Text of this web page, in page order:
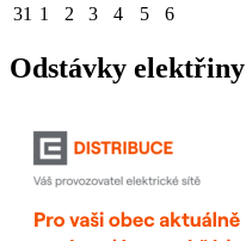
31 1 2 3 4 5 6
Odstávky elektřiny